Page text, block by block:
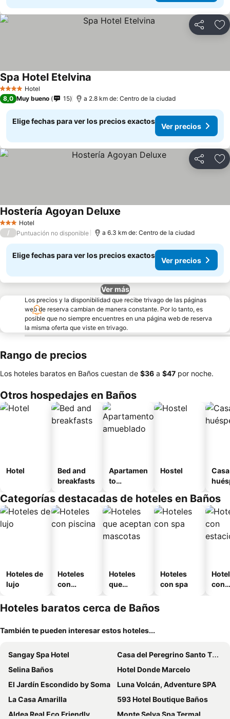
Compartir
4 EstrellasHotel
Spa Hotel Etelvina
8,0 Muy bueno 15 a 2.8 km de: Centro de la ciudad
Elige fechas para ver los precios exactos
Ver precios
Compartir
3 Estrellas
Hotel
Hostería Agoyan Deluxe
/ Puntuación no disponible a 6.3 km de: Centro de la ciudad
Elige fechas para ver los precios exactos
Ver precios
Ver más
Los precios y la disponibilidad que recibe trivago de las páginas
web de reserva cambian de manera constante. Por lo tanto, es
posible que no siempre encuentres en una página web de reserva
la misma oferta que viste en trivago.
Rango de precios
Los hoteles baratos en Baños cuestan de ‎$36 a ‎$47 por noche.
Otros hospedajes en Baños
Hotel
Bed and
breakfasts
Apartamen
to
o
Hostel
Categorías destacadas de hoteles en Baños
Hoteles de
lujo
Hoteles
con
Hoteles
que
mascotas
Hoteles
con spa
con
Hoteles baratos cerca de Baños
También te pueden interesar estos hoteles...
Sangay Spa Hotel
Casa del Peregrino Santo Thomas
Selina Baños
Hotel Donde Marcelo
El Jardín Escondido by Soma
Luna Volcán, Adventure SPA
La Casa Amarilla
593 Hotel Boutique Baños
Aldea Real Eco Friendly
Monte Selva Spa Termal